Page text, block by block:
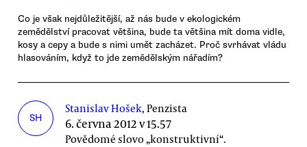
Co je však nejdůležitější, až nás bude v ekologickém
zemědělství pracovat většina, bude ta většina mít doma vidle,
kosy a cepy a bude s nimi umět zacházet. Proč svrhávat vládu
hlasováním, když to jde zemědělským nářadím?
SH
Stanislav Hošek, Penzista
6. června 2012 v 15.57
Povědomé slovo „konstruktivní“.